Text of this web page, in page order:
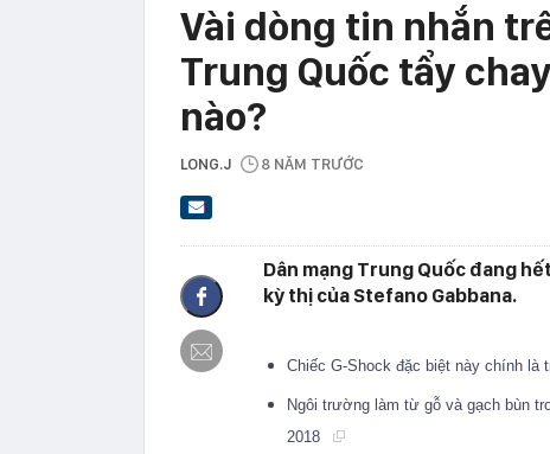
Vài dòng tin nhắn
Trung Quốc tẩy
nào?
LONG.J 8 NĂM TRƯỚC
Dân mạng Trung Quốc đang
kỳ thị của Stefano Gabbana.
Chiếc G-Shock đặc biệt này chính là
Ngôi trường làm từ gỗ và gạch bùn
2018